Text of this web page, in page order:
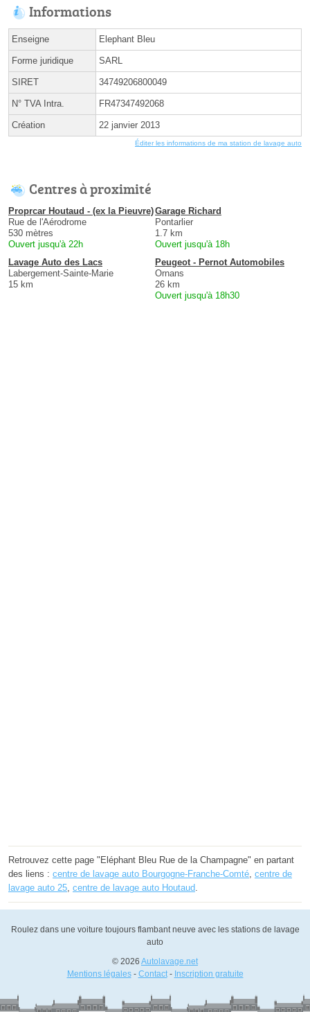
Informations
Enseigne Elephant Bleu
Forme juridique SARL
SIRET 34749206800049
N° TVA Intra. FR47347492068
Création 22 janvier 2013
Éditer les informations de ma station de lavage auto
Centres à proximité
Proprcar Houtaud - (ex la Pieuvre)
Rue de l'Aérodrome
530 mètres
Ouvert jusqu'à 22h
Garage Richard
Pontarlier
1.7 km
Ouvert jusqu'à 18h
Lavage Auto des Lacs
Labergement-Sainte-Marie
15 km
Peugeot - Pernot Automobiles
Ornans
26 km
Ouvert jusqu'à 18h30
Retrouvez cette page "Eléphant Bleu Rue de la Champagne" en partant
des liens : centre de lavage auto Bourgogne-Franche-Comté centre de
lavage auto 25 centre de lavage auto Houtaud
Roulez dans une voiture toujours flambant neuve avec les stations de lavage
auto
© 2026 Autolavage.net
Mentions légales- Contact- Inscription gratuite